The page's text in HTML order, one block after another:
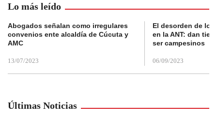
Lo más leído
Abogados señalan como irregulares
convenios ente alcaldía de Cúcuta y
AMC
13/07/2023
El desorden de
en la ANT: dan
ser campesinos
06/09/2023
Últimas Noticias